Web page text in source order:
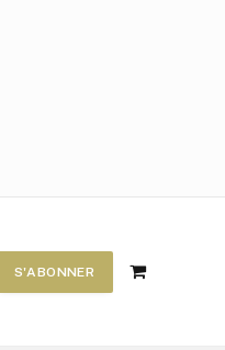
S'ABONNER
Shopping